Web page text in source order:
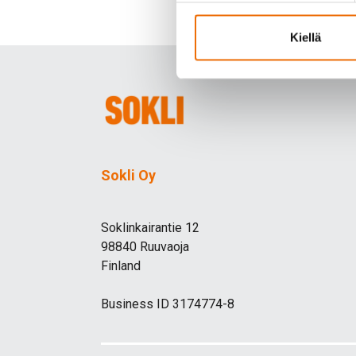
Kiellä
Sokli Oy
Soklinkairantie 12
98840 Ruuvaoja
Finland
Business ID 3174774-8